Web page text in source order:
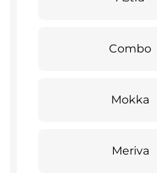
Combo
Mokka
Meriva